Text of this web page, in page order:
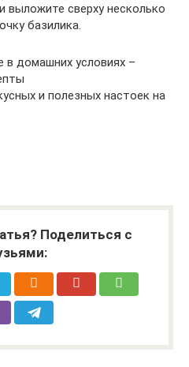
выложите сверху несколько
базилика.
в домашних условиях –
и полезных настоек на
Поделиться с